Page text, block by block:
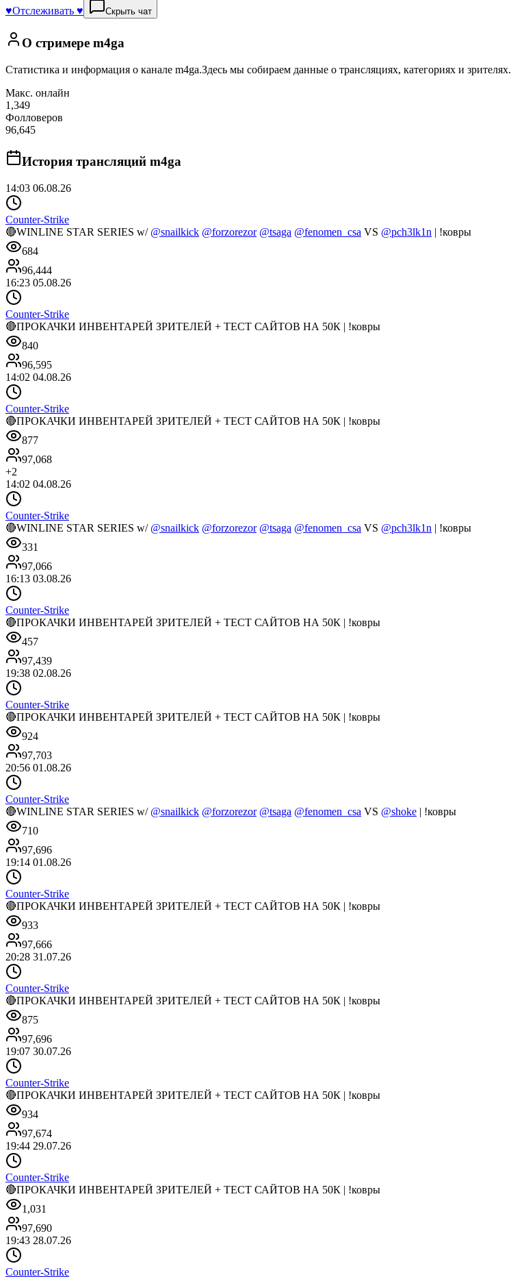
♥️Отслеживать ♥️ Скрыть чат
О стримере m4ga
Статистика и информация о канале m4ga.Здесь мы собираем данные о трансляциях, категориях и зрителях.
Макс. онлайн
1,349
Фолловеров
96,645
История трансляций m4ga
14:03 06.08.26
Counter-Strike
🔴WINLINE STAR SERIES w/ @snailkick @forzorezor @tsaga @fenomen_csa VS @pch3lk1n | !ковры
684
96,444
16:23 05.08.26
Counter-Strike
🔴ПРОКАЧКИ ИНВЕНТАРЕЙ ЗРИТЕЛЕЙ + ТЕСТ САЙТОВ НА 50К | !ковры
840
96,595
14:02 04.08.26
Counter-Strike
🔴ПРОКАЧКИ ИНВЕНТАРЕЙ ЗРИТЕЛЕЙ + ТЕСТ САЙТОВ НА 50К | !ковры
877
97,068
+2
14:02 04.08.26
Counter-Strike
🔴WINLINE STAR SERIES w/ @snailkick @forzorezor @tsaga @fenomen_csa VS @pch3lk1n | !ковры
331
97,066
16:13 03.08.26
Counter-Strike
🔴ПРОКАЧКИ ИНВЕНТАРЕЙ ЗРИТЕЛЕЙ + ТЕСТ САЙТОВ НА 50К | !ковры
457
97,439
19:38 02.08.26
Counter-Strike
🔴ПРОКАЧКИ ИНВЕНТАРЕЙ ЗРИТЕЛЕЙ + ТЕСТ САЙТОВ НА 50К | !ковры
924
97,703
20:56 01.08.26
Counter-Strike
🔴WINLINE STAR SERIES w/ @snailkick @forzorezor @tsaga @fenomen_csa VS @shoke | !ковры
710
97,696
19:14 01.08.26
Counter-Strike
🔴ПРОКАЧКИ ИНВЕНТАРЕЙ ЗРИТЕЛЕЙ + ТЕСТ САЙТОВ НА 50К | !ковры
933
97,666
20:28 31.07.26
Counter-Strike
🔴ПРОКАЧКИ ИНВЕНТАРЕЙ ЗРИТЕЛЕЙ + ТЕСТ САЙТОВ НА 50К | !ковры
875
97,696
19:07 30.07.26
Counter-Strike
🔴ПРОКАЧКИ ИНВЕНТАРЕЙ ЗРИТЕЛЕЙ + ТЕСТ САЙТОВ НА 50К | !ковры
934
97,674
19:44 29.07.26
Counter-Strike
🔴ПРОКАЧКИ ИНВЕНТАРЕЙ ЗРИТЕЛЕЙ + ТЕСТ САЙТОВ НА 50К | !ковры
1,031
97,690
19:43 28.07.26
Counter-Strike